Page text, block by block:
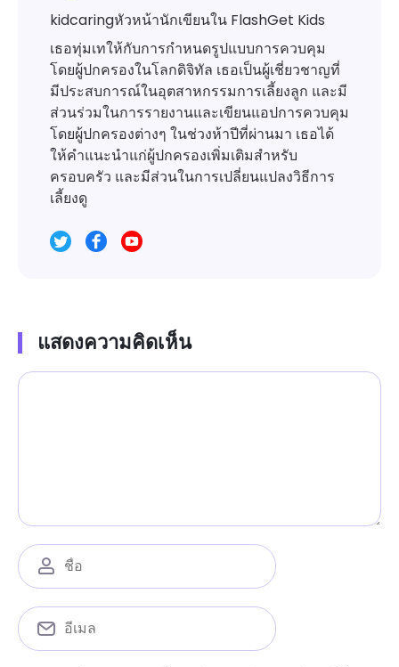
kidcaringหัวหน้านักเขียนใน FlashGet Kids
เธอทุ่มเทให้กับการกำหนดรูปแบบการควบคุม
โดยผู้ปกครองในโลกดิจิทัล เธอเป็นผู้เชี่ยวชาญที่
มีประสบการณ์ในอุตสาหกรรมการเลี้ยงลูก และมี
ส่วนร่วมในการรายงานและเขียนแอปการควบคุม
โดยผู้ปกครองต่างๆ ในช่วงห้าปีที่ผ่านมา เธอได้
ให้คำแนะนำแก่ผู้ปกครองเพิ่มเติมสำหรับ
ครอบครัว และมีส่วนในการเปลี่ยนแปลงวิธีการ
เลี้ยงดู
แสดงความคิดเห็น